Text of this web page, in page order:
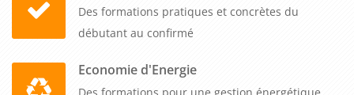
innovations technologiques liées à la gestion de la paie. Cela
leur permet d'adopter des pratiques modernes et efficaces
En conclusion, une formation de Gestionnaire de Paie Niveau
Des formations pratiques et concrètes du
débutant au confirmé
Economie d'Energie